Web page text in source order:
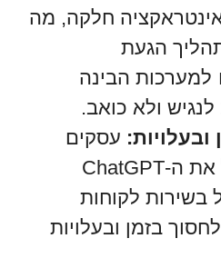
אינטראקציה חלקה, מה
הגעת
הבינה
ולא כואב.
ובעלויות: עסקים
יכולים לנצל את ה-ChatGPT
בשירות לקוחות
בזמן ובעלויות